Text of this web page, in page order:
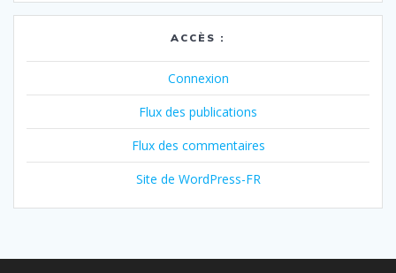
ACCÈS :
Connexion
Flux des publications
Flux des commentaires
Site de WordPress-FR